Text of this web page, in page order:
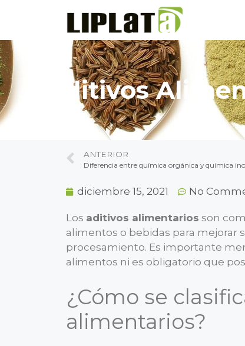
Aditivos
ANTERIOR
Diferencia entre química orgánica y química
diciembre 15, 2021 No
Los aditivos alimentarios son
alimentos o bebidas para mejorar
procesamiento. Es importante
alimentos ni es obligatorio que
¿Cómo se
alimentarios?